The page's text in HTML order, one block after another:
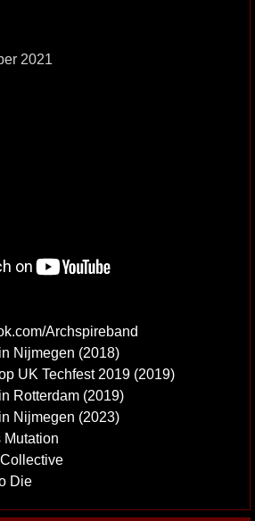
2021
Archspireband
Nijmegen (2018)
UK Techfest 2019 (2019)
Rotterdam (2019)
Nijmegen (2023)
Mutation
Die